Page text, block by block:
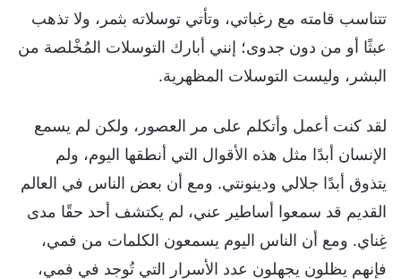
تتناسب قامته مع رغباتي، وتأتي توسلاته بثمر، ولا تذهب
عبثًا أو من دون جدوى؛ إنني أبارك التوسلات المُخْلصة من
البشر، وليست التوسلات المظهرية.
لقد كنت أعمل وأتكلم على مر العصور، ولكن لم يسمع
الإنسان أبدًا مثل هذه الأقوال التي أنطقها اليوم، ولم
يتذوق أبدًا جلالي ودينونتي. ومع أن بعض الناس في العالم
القديم قد سمعوا أساطير عني، لم يكتشف أحد حقًا مدى
غِناي. ومع أن الناس اليوم يسمعون الكلمات من فمي،
فإنهم يظلون يجهلون عدد الأسرار التي تُوجد في فمي،